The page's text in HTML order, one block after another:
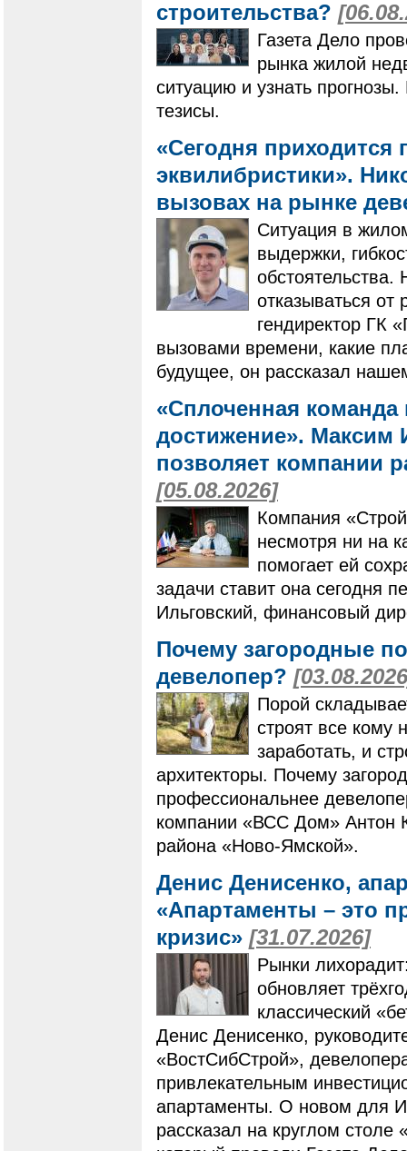
строительства?
Газета Дело
рынка жилой
ситуацию и узнать
тезисы.
«Сегодня приходится
эквилибристики».
вызовах на рынке
Ситуация в
выдержки,
обстоятельства.
отказываться от
гендиректор ГК
вызовами времени, какие
будущее, он рассказал
«Сплоченная
достижение». Максим
позволяет компании
[05.08.2026]
Компания
несмотря ни на
помогает ей
задачи ставит она сегодня
Ильговский, финансовый
Почему загородные
девелопер?
Порой
строят все
заработать, и
архитекторы. Почему
профессиональнее
компании «ВСС Дом» Антон
района «Ново-Ямской».
Денис Денисенко,
«Апартаменты – это
кризис» [31.07.2026]
Рынки
обновляет
классический
Денис Денисенко,
«ВостСибСтрой»,
привлекательным
апартаменты. О новом для
рассказал на круглом столе